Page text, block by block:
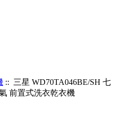
:: 三星 WD70TA046BE/SH 七
前置式洗衣乾衣機